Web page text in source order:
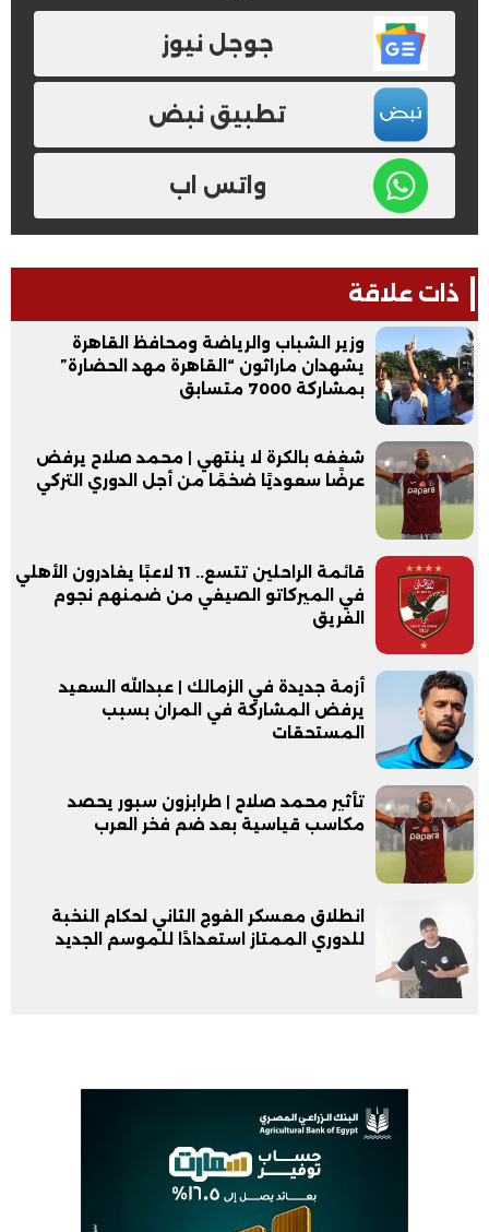
جوجل نيوز
تطبيق نبض
واتس اب
ذات علاقة
وزير الشباب والرياضة ومحافظ القاهرة
يشهدان ماراثون “القاهرة مهد الحضارة”
بمشاركة 7000 متسابق
شغفه بالكرة لا ينتهي | محمد صلاح يرفض
عرضًا سعوديًا ضخمًا من أجل الدوري التركي
قائمة الراحلين تتسع.. 11 لاعبًا يغادرون الأهلي
في الميركاتو الصيفي من ضمنهم نجوم
الفريق
أزمة جديدة في الزمالك | عبدالله السعيد
يرفض المشاركة في المران بسبب
المستحقات
تأثير محمد صلاح | طرابزون سبور يحصد
مكاسب قياسية بعد ضم فخر العرب
انطلاق معسكر الفوج الثاني لحكام النخبة
للدوري الممتاز استعدادًا للموسم الجديد